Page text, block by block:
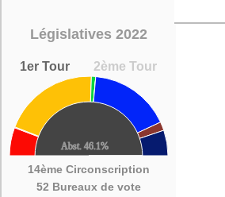
Législatives 2022
1er Tour 2ème Tour
14ème Circonscription
52 Bureaux de vote